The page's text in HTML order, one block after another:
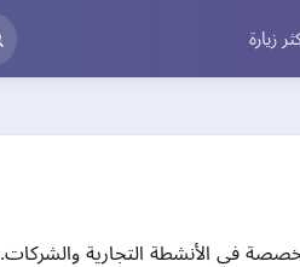
زيارة
في الأنشطة التجارية والشركات.